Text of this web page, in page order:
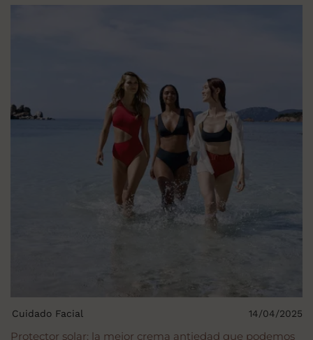
Protector solar: la mejor crema antiedad que podemos
Cuidado Facial 14/04/2025